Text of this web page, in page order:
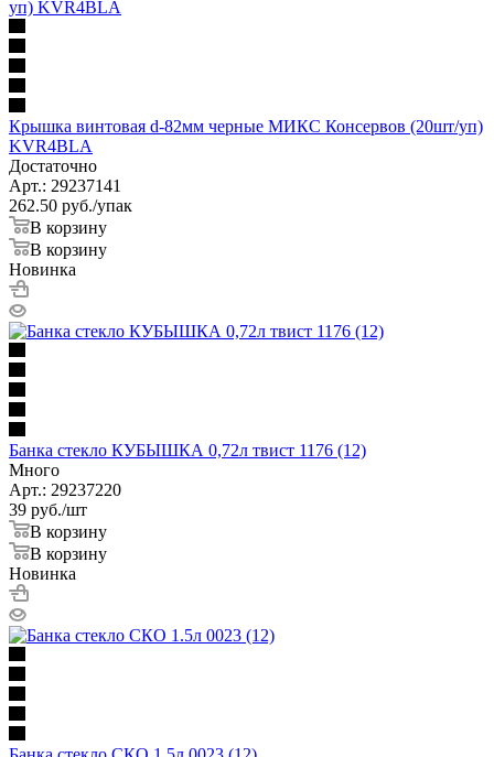
Крышка винтовая d-82мм черные МИКС Консервов (20шт/уп)
KVR4BLA
Достаточно
Арт.: 29237141
262.50 руб./упак
В корзину
В корзину
Новинка
Банка стекло КУБЫШКА 0,72л твист 1176 (12)
Много
Арт.: 29237220
39 руб./шт
В корзину
В корзину
Новинка